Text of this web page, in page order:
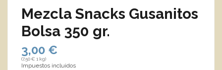
Mezcla Snacks Gusanitos
Bolsa 350 gr.
3,00 €
(7,50 € 1 kg)
Impuestos incluidos